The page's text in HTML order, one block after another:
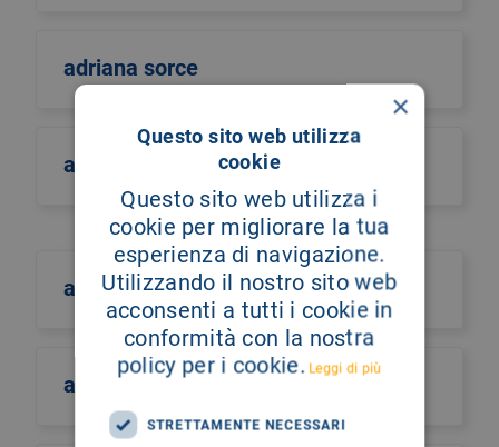
adriana sorce
affidamento
agenas
aggiornamenti
×
Questo sito web utilizza
cookie
Questo sito web utilizza i
cookie per migliorare la tua
esperienza di navigazione.
Utilizzando il nostro sito web
acconsenti a tutti i cookie in
conformità con la nostra
policy per i cookie. Leggi di più
STRETTAMENTE NECESSARI